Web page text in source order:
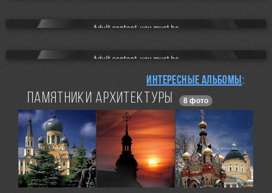
Интересные альбомы:
ПАМЯТНИКИ АРХИТЕКТУРЫ 8 фото